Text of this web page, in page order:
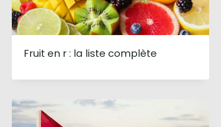
Fruit en r : la liste complète